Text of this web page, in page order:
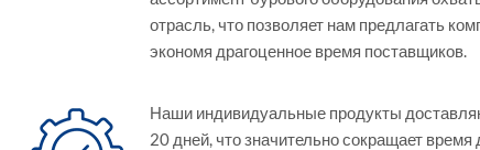
отрасль, что позволяет нам предлагать
экономя драгоценное время поставщиков.
Наши индивидуальные продукты
20 дней, что значительно сокращает время